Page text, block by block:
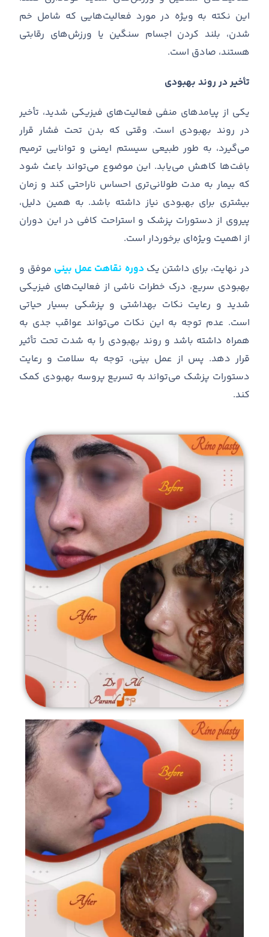
این نکته به ویژه در مورد فعالیتهایی که شامل خم
شدن، بلند کردن اجسام سنگین یا ورزشهای رقابتی
هستند، صادق است.
تأخیر در روند بهبودی
یکی از پیامدهای منفی فعالیتهای فیزیکی شدید، تأخیر
در روند بهبودی است. وقتی که بدن تحت فشار قرار
میگیرد، به طور طبیعی سیستم ایمنی و توانایی ترمیم
بافتها کاهش مییابد. این موضوع میتواند باعث شود
که بیمار به مدت طولانیتری احساس ناراحتی کند و زمان
بیشتری برای بهبودی نیاز داشته باشد. به همین دلیل،
پیروی از دستورات پزشک و استراحت کافی در این دوران
از اهمیت ویژهای برخوردار است.
در نهایت، برای داشتن یکدوره نقاهت عمل بینی موفق و
بهبودی سریع، درک خطرات ناشی از فعالیتهای فیزیکی
شدید و رعایت نکات بهداشتی و پزشکی بسیار حیاتی
است. عدم توجه به این نکات میتواند عواقب جدی به
همراه داشته باشد و روند بهبودی را به شدت تحت تأثیر
قرار دهد. پس از عمل بینی، توجه به سلامت و رعایت
دستورات پزشک میتواند به تسریع پروسه بهبودی کمک
کند.